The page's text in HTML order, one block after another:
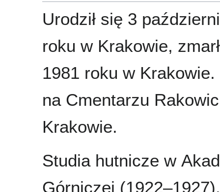
Urodził się 3
roku w Krakowie,
1981 roku w
na Cmentarzu
Krakowie.
Studia hutnicze w
Górniczej